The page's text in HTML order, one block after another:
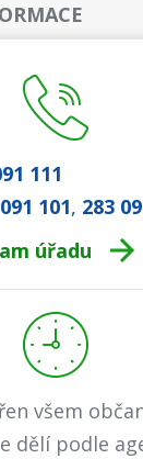
111
101, 283
úřadu
všem
dělí podle